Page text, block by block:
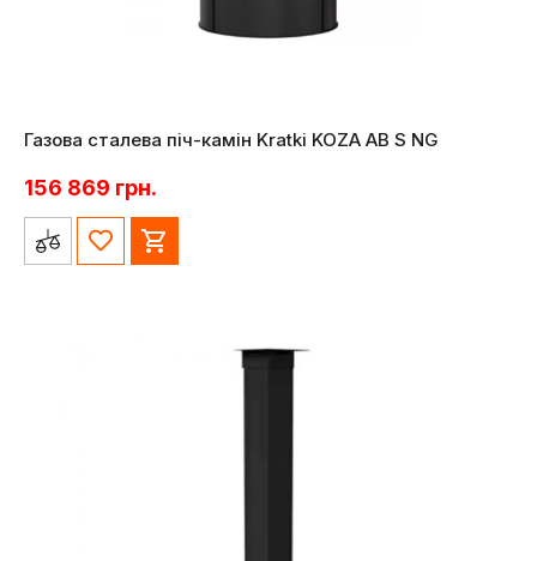
Газова сталева піч-камін Kratki KOZA AB S NG
156 869 грн.